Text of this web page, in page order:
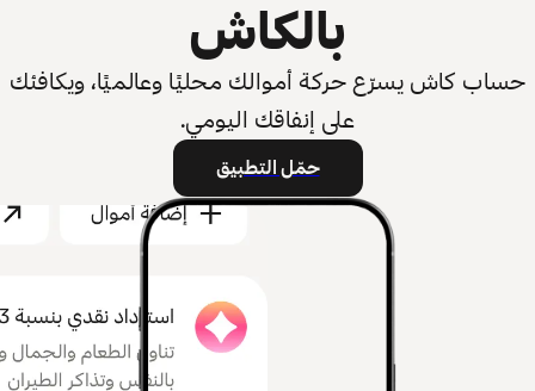
بالكاش
حساب كاش يسرّع حركة أموالك محليًا وعالميًا، ويكافئك
على إنفاقك اليومي.
حمّل التطبيق